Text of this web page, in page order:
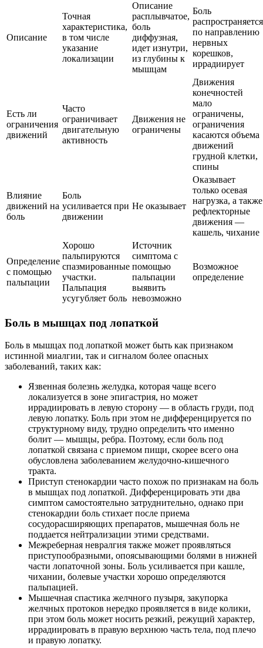
Описание
Точная
характеристика,
в том числе
указание
локализации
Описание
расплывчатое,
боль
диффузная,
идет изнутри,
из глубины к
мышцам
Боль
распространяется
по направлению
нервных
корешков,
иррадиирует
Есть ли
ограничения
движений
Часто
ограничивает
двигательную
активность
Движения не
ограничены
Движения
конечностей
мало
ограничены,
ограничения
касаются объема
движений
грудной клетки,
спины
Влияние
движений на
боль
Боль
усиливается при
движении
Не оказывает
Оказывает
только осевая
нагрузка, а также
рефлекторные
движения —
кашель, чихание
Определение
с помощью
пальпации
Хорошо
пальпируются
спазмированные
участки.
Пальпация
усугубляет боль
Источник
симптома с
помощью
пальпации
выявить
невозможно
Возможное
определение
Боль в мышцах под лопаткой
Боль в мышцах под лопаткой может быть как признаком
истинной миалгии, так и сигналом более опасных
заболеваний, таких как:
Язвенная болезнь желудка, которая чаще всего
локализуется в зоне эпигастрия, но может
иррадиировать в левую сторону — в область груди, под
левую лопатку. Боль при этом не дифференцируется по
структурному виду, трудно определить что именно
болит — мышцы, ребра. Поэтому, если боль под
лопаткой связана с приемом пищи, скорее всего она
обусловлена заболеванием желудочно-кишечного
тракта.
Приступ стенокардии часто похож по признакам на боль
в мышцах под лопаткой. Дифференцировать эти два
симптом самостоятельно затруднительно, однако при
стенокардии боль стихает после приема
сосудорасширяющих препаратов, мышечная боль не
поддается нейтрализации этими средствами.
Межреберная невралгия также может проявляться
приступообразными, опоясывающими болями в нижней
части лопаточной зоны. Боль усиливается при кашле,
чихании, болевые участки хорошо определяются
пальпацией.
Мышечная спастика желчного пузыря, закупорка
желчных протоков нередко проявляется в виде колики,
при этом боль может носить резкий, режущий характер,
иррадиировать в правую верхнюю часть тела, под плечо
и правую лопатку.